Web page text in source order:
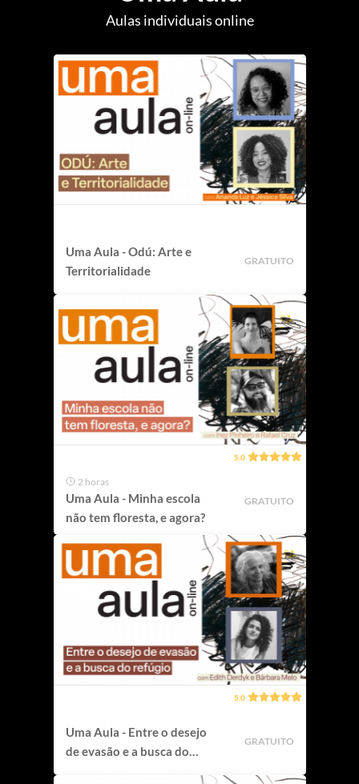
Aulas individuais online
Uma Aula - Odú: Arte e
Territorialidade
GRATUITO
5.0
2 horas
Uma Aula - Minha escola
não tem floresta, e agora?
GRATUITO
5.0
Uma Aula - Entre o desejo
de evasão e a busca do
GRATUITO